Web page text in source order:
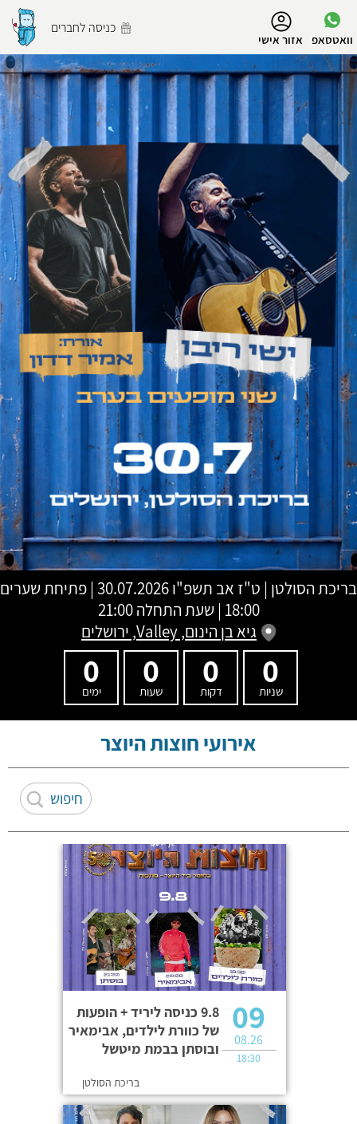
וואטסאפ אזור אישי
כניסה לחברים
הפרופיל שלי
התנתק
בריכת הסולטן | ט"ז אב תשפ"ו
30.07.2026 | פתיחת שערים
18:00 | שעת התחלה 21:00
גיא בן הינום, Valley, ירושלים
0
שניות
0
דקות
0
שעות
0
ימים
אירועי חוצות היוצר
9.8 כניסה ליריד + הופעות
של כוורת לילדים, אבימאיר
ובוסתן בבמת מיטשל
בריכת הסולטן
09
08.26
18:30